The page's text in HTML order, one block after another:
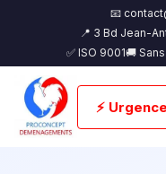
📧
📍 3 Bd Jean-
✅ ISO 9001🚚
⚡